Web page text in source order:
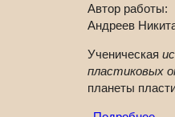
Автор работы:
Андреев
Ученическая
пластиковых
планеты